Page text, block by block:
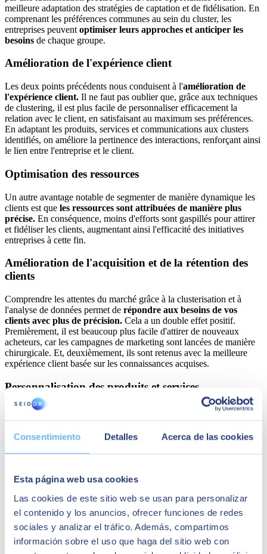
Consentimiento Detalles Acerca de las cookies
Esta página web usa cookies
Las cookies de este sitio web se usan para personalizar
el contenido y los anuncios, ofrecer funciones de redes
sociales y analizar el tráfico. Además, compartimos
información sobre el uso que haga del sitio web con
meilleure adaptation des stratégies de captation et de fidélisation. En
comprenant les préférences communes au sein du cluster, les
entreprises peuvent optimiser leurs approches et anticiper les
besoins de chaque groupe.
Amélioration de l'expérience client
Les deux points précédents nous conduisent à l'amélioration de
l'expérience client. Il ne faut pas oublier que, grâce aux techniques
de clustering, il est plus facile de personnaliser efficacement la
relation avec le client, en satisfaisant au maximum ses préférences.
En adaptant les produits, services et communications aux clusters
identifiés, on améliore la pertinence des interactions, renforçant ainsi
le lien entre l'entreprise et le client.
Optimisation des ressources
Un autre avantage notable de segmenter de manière dynamique les
clients est que les ressources sont attribuées de manière plus
précise. En conséquence, moins d'efforts sont gaspillés pour attirer
et fidéliser les clients, augmentant ainsi l'efficacité des initiatives
entreprises à cette fin.
Amélioration de l'acquisition et de la rétention des
clients
Comprendre les attentes du marché grâce à la clusterisation et à
l'analyse de données permet de répondre aux besoins de vos
clients avec plus de précision. Cela a un double effet positif.
Premièrement, il est beaucoup plus facile d'attirer de nouveaux
acheteurs, car les campagnes de marketing sont lancées de manière
chirurgicale. Et, deuxièmement, ils sont retenus avec la meilleure
expérience client basée sur les connaissances acquises.
Personnalisation des produits et services
La segmentation identifie les critères de chaque segment de clients.
Ainsi, il est plus facile depersonnaliser les produits et services
pour les adapter à chaque type de consommateur. Il est bien connu
que la personnalisation basée sur les données augmente la
satisfaction du client, ainsi que sa fidélité à la marque.
Développement optimal des campagnes de
Enfin, la clusterisation soutient les stratégies de marketing et de
ventes en
identifiant des groupes homogènes de clients.
qu'ainsi que l'on peut obtenir des messages plus spécifiques et des
campagnes plus efficaces, en optimisant l'acquisition et la rétention